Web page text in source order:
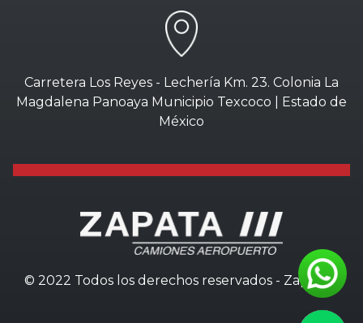
Carretera Los Reyes - Lechería Km. 23. Colonia La
Magdalena Panoaya Municipio Texcoco | Estado de
México
© 2022 Todos los derechos reservados - Zapata///